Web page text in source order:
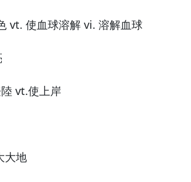
vt. 使血球溶解 vi. 溶解血球
vt.使上岸
大地